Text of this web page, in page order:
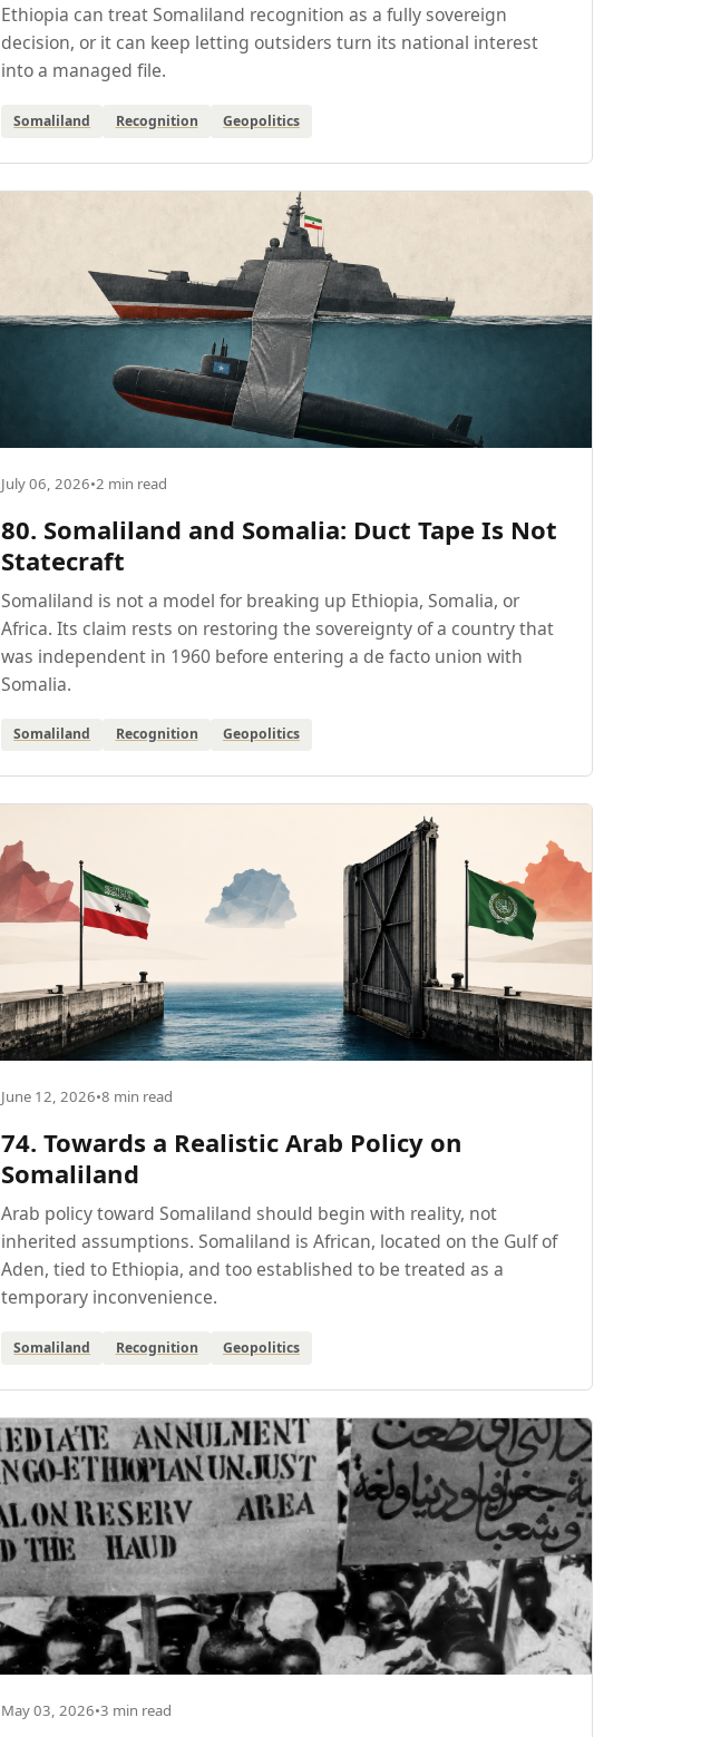
Ethiopia can treat Somaliland recognition as a fully sovereign
decision, or it can keep letting outsiders turn its national interest
into a managed file.
Somaliland Recognition Geopolitics
July 06, 2026•2 min read
80. Somaliland and Somalia: Duct Tape Is Not
Statecraft
Somaliland is not a model for breaking up Ethiopia, Somalia, or
Africa. Its claim rests on restoring the sovereignty of a country that
was independent in 1960 before entering a de facto union with
Somalia.
Somaliland Recognition Geopolitics
June 12, 2026•8 min read
74. Towards a Realistic Arab Policy on
Somaliland
Arab policy toward Somaliland should begin with reality, not
inherited assumptions. Somaliland is African, located on the Gulf of
Aden, tied to Ethiopia, and too established to be treated as a
temporary inconvenience.
Somaliland Recognition Geopolitics
May 03, 2026•3 min read